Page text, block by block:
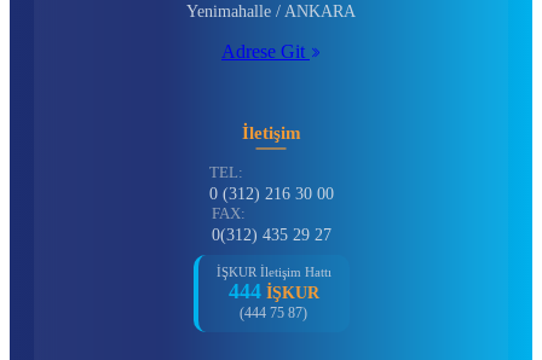
Yenimahalle / ANKARA
Adrese Git
İletişim
TEL:
0 (312) 216 30 00
FAX:
0(312) 435 29 27
İŞKUR İletişim Hattı
444 İŞKUR
(444 75 87)